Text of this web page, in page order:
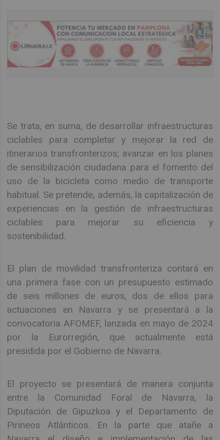
Se trata, en suma, de desarrollar infraestructuras
ciclables para completar y mejorar la red de
itinerarios transfronterizos; avanzar en los planes
de sensibilización ciudadana para el fomento del
uso de la bicicleta como medio de transporte
habitual. Se pretende, además, la capitalización de
experiencias en la gestión de infraestructuras
ciclables para mejorar su eficiencia y
sostenibilidad.
El plan de movilidad transfronteriza contará en
una primera fase con un presupuesto estimado
de seis millones de euros, dos de ellos para
actuaciones en Navarra y se presentará a la
convocatoria AFOMEF, lanzada en mayo de 2024
por la Eurorregión, que actualmente está
presidida por el Gobierno de Navarra.
El proyecto se presentará de manera conjunta
entre la Comunidad Foral de Navarra, la
Diputación de Gipuzkoa y el Departamento de
Pirineos Atlánticos. En la parte que atañe a